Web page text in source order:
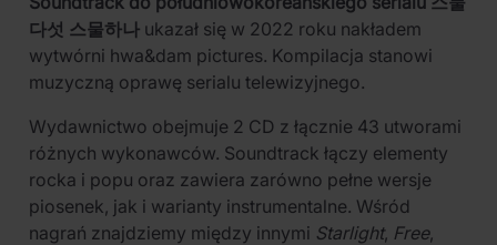
다섯 스물하나 ukazał się w 2022 roku nakładem
wytwórni hwa&dam pictures. Kompilacja stanowi
muzyczną oprawę serialu telewizyjnego.
Wydawnictwo obejmuje 2 CD z łącznie 43 utworami
różnych wykonawców. Soundtrack łączy elementy
rocka i popu oraz zawiera zarówno pełne wersje
piosenek, jak i warianty instrumentalne. Wśród
nagrań znajdziemy między innymi Starlight, Free,